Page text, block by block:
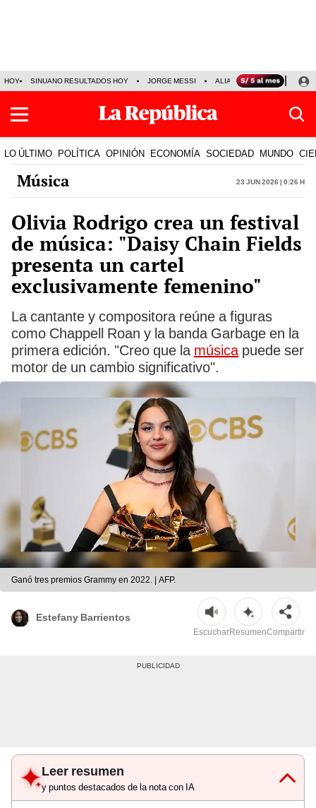
HOY SINUANO RESULTADOS HOY JORGE MESSI ALIANZA LIMA VS SPORT
LO ÚLTIMO POLÍTICA OPINIÓN ECONOMÍA SOCIEDAD MUNDO
Música 23 Jun 2026 | 0:26 h
Olivia Rodrigo crea un festival
de música: "Daisy Chain Fields
presenta un cartel
exclusivamente femenino"
La cantante y compositora reúne a figuras
como Chappell Roan y la banda Garbage en la
primera edición. "Creo que la músicapuede ser
motor de un cambio significativo".
Ganó tres premios Grammy en 2022. | AFP.
Estefany Barrientos
EscucharResumenCompartir
Leer resumen
y puntos destacados de la nota con IA